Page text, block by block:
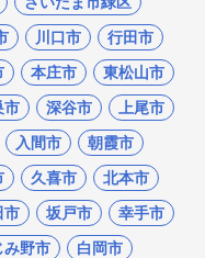
川口市
行田市
本庄市
東松山市
市 深谷市
上尾市
入間市
朝霞市
久喜市
北本市
市 坂戸市
幸手市
み野市
白岡市